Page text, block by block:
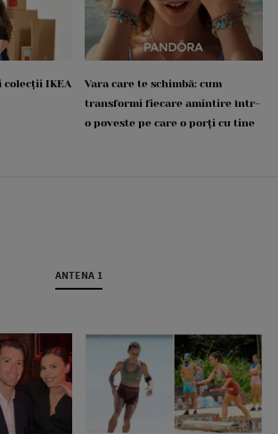
IKEA
Vara care te schimbă: cum
transformi fiecare amintire într-
o poveste pe care o porți cu tine
ANTENA 1